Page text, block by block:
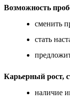
Возможность
сменить
стать
Карьерный рост,
наличие